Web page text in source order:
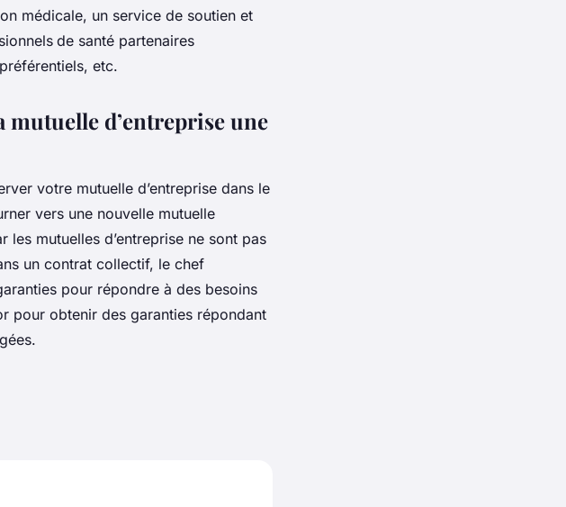
médicale, un service de soutien et
de santé partenaires
etc.
mutuelle d’entreprise une
votre mutuelle d’entreprise dans le
vers une nouvelle mutuelle
mutuelles d’entreprise ne sont pas
un contrat collectif, le chef
pour répondre à des besoins
pour obtenir des garanties répondant